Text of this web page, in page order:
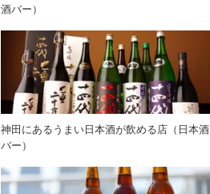
酒バー）
神田にあるうまい日本酒が飲める店（日本酒
バー）